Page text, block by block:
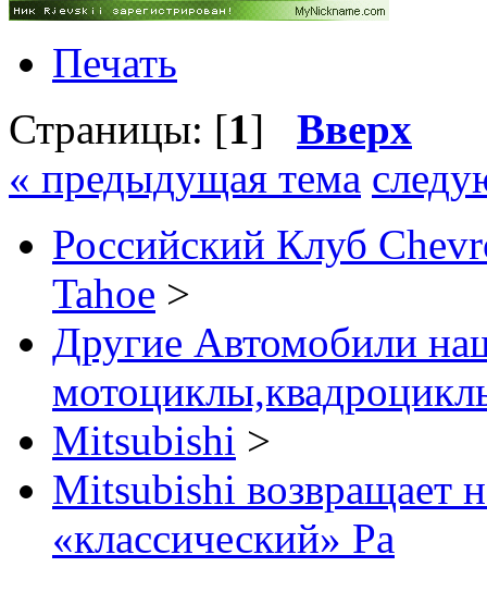
Печать
Страницы: [1] Вверх
« предыдущая тема
Российский Клуб
Tahoe >
Другие Автомобили
Mitsubishi >
Mitsubishi возвращает
«классический» Pa